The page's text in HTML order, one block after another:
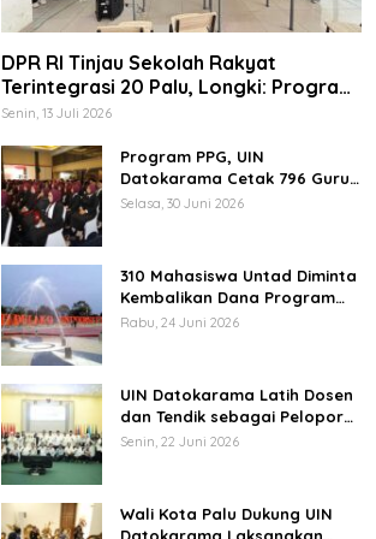
Muktamar Ke-35, AS
Ingatkan Evaluasi
Hubungan NU dan
Tindak
DPR RI Tinjau Sekolah Rakyat
Terintegrasi 20 Palu, Longki: Program
Prabowo Angkat Martabat Anak
Senin, 13 Juli 2026
Program PPG, UIN
Datokarama Cetak 796 Guru
Profesional
Selasa, 30 Juni 2026
310 Mahasiswa Untad Diminta
Kembalikan Dana Program
Berani Cerdas, Kadisdik
Rabu, 24 Juni 2026
UIN Datokarama Latih Dosen
dan Tendik sebagai Pelopor
Moderasi Beragama
Senin, 22 Juni 2026
Wali Kota Palu Dukung UIN